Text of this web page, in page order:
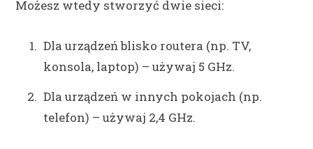
Możesz wtedy stworzyć dwie sieci:
Dla urządzeń blisko routera (np. TV,
konsola, laptop) – używaj 5 GHz.
Dla urządzeń w innych pokojach (np.
telefon) – używaj 2,4 GHz.